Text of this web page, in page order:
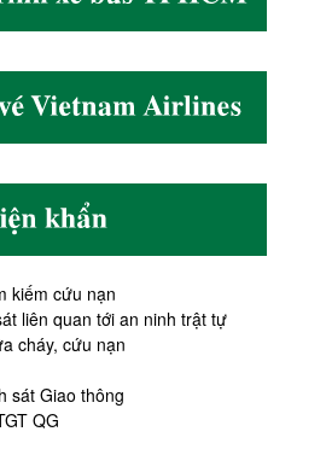
kiếm cứu nạn
liên quan tới an ninh trật tự
cháy, cứu nạn
sát Giao thông
QG